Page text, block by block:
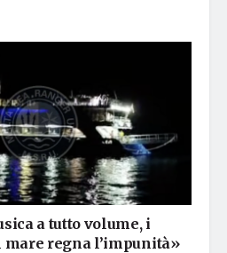
a tutto volume, i
mare regna l’impunità»